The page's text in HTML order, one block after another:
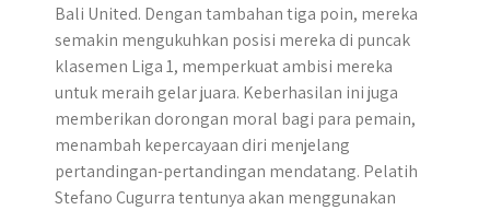
Bali United. Dengan tambahan tiga poin, mereka
semakin mengukuhkan posisi mereka di puncak
klasemen Liga 1, memperkuat ambisi mereka
untuk meraih gelar juara. Keberhasilan ini juga
memberikan dorongan moral bagi para pemain,
menambah kepercayaan diri menjelang
pertandingan-pertandingan mendatang. Pelatih
Stefano Cugurra tentunya akan menggunakan